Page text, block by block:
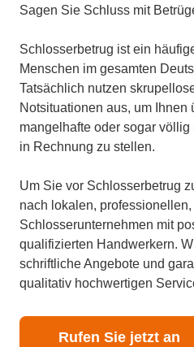
Sagen Sie Schluss mit
Schlosserbetrug ist ein
Menschen im gesamten
Tatsächlich nutzen
Notsituationen aus, um Ihnen
mangelhafte oder sogar
in Rechnung zu stellen.
Um Sie vor Schlosserbetrug
nach lokalen,
Schlosserunternehmen mit
qualifizierten Handwerkern.
schriftliche Angebote und
qualitativ hochwertigen
Rufen Sie jetzt an